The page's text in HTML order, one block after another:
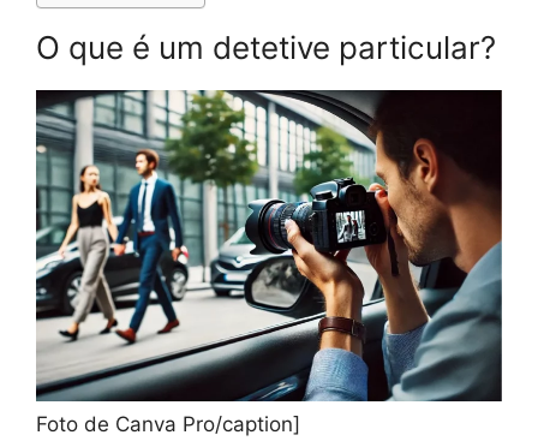
O que é um detetive particular?
Foto de Canva Pro/caption]